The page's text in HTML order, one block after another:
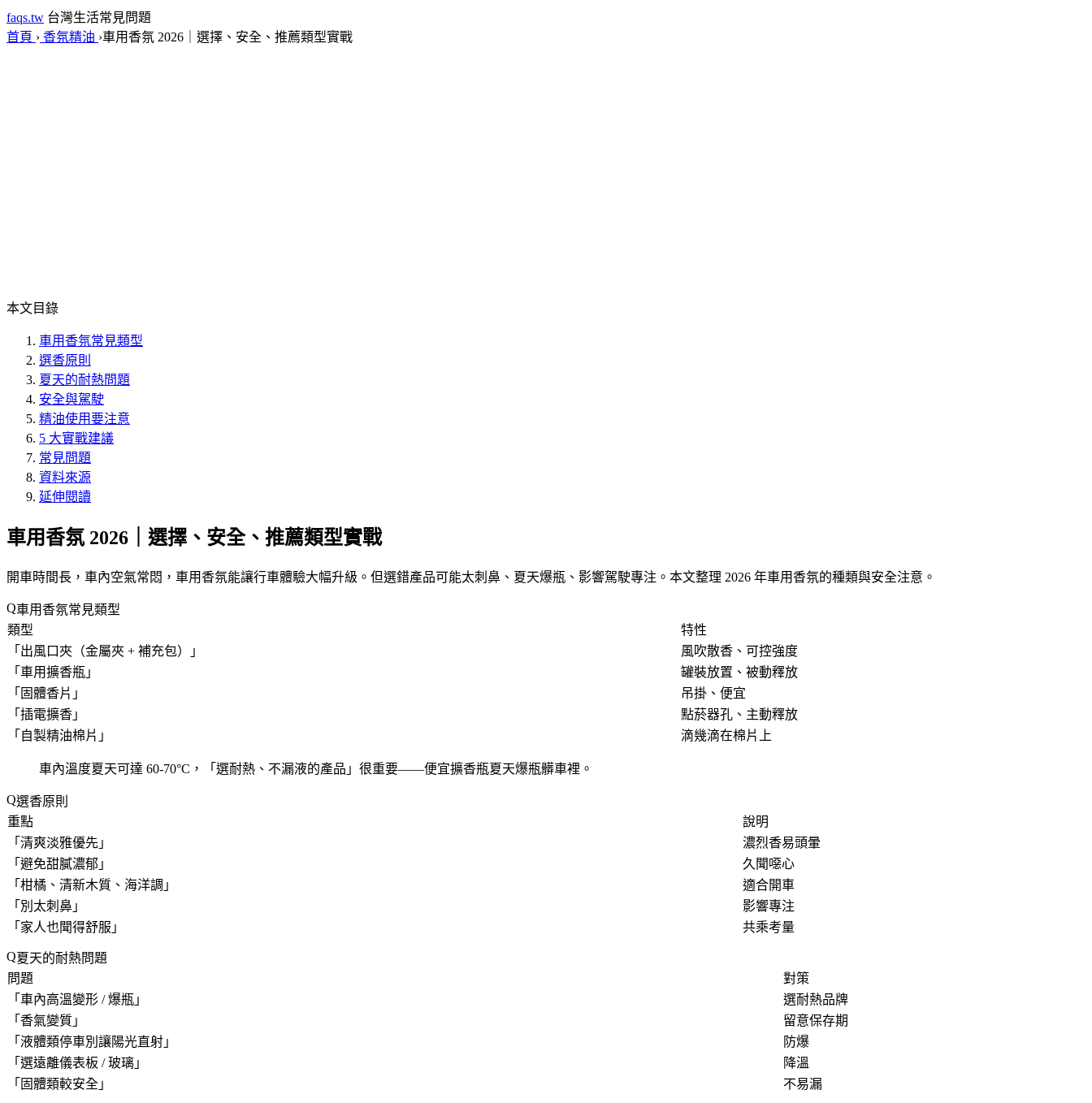
faqs.tw 台灣生活常見問題
首頁 › 香氛精油 ›車用香氛 2026｜選擇、安全、推薦類型實戰
本文目錄
車用香氛常見類型
選香原則
夏天的耐熱問題
安全與駕駛
精油使用要注意
5 大實戰建議
常見問題
資料來源
延伸閱讀
車用香氛 2026｜選擇、安全、推薦類型實戰
開車時間長，車內空氣常悶，車用香氛能讓行車體驗大幅升級。但選錯產品可能太刺鼻、夏天爆瓶、影響駕駛專注。本文整理 2026 年車用香氛的種類與安全注意。
車用香氛常見類型
類型
特性
「 出風口夾（金屬夾 + 補充包） 」
風吹散香、可控強度
「 車用擴香瓶 」
罐裝放置、被動釋放
「 固體香片 」
吊掛、便宜
「 插電擴香 」
點菸器孔、主動釋放
「 自製精油棉片 」 滴幾滴在棉片上
車內溫度夏天可達 60-70°C，「 選耐熱、不漏液的產品 」很重要——便宜擴香瓶夏天爆瓶髒車裡。
選香原則
重點
說明
「 清爽淡雅優先 」
濃烈香易頭暈
「 避免甜膩濃郁 」
久聞噁心
「 柑橘、清新木質、海洋調 」
適合開車
「 別太刺鼻 」
影響專注
「 家人也聞得舒服 」 共乘考量
夏天的耐熱問題
問題
對策
「 車內高溫變形 / 爆瓶 」
選耐熱品牌
「 香氣變質 」
留意保存期
「 液體類停車別讓陽光直射 」
防爆
「 選遠離儀表板 / 玻璃 」
降溫
「 固體類較安全 」 不易漏